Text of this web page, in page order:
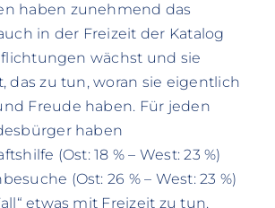
haben zunehmend das
in der Freizeit der Katalog
wächst und sie
das zu tun, woran sie eigentlich
Freude haben. Für jeden
haben
(Ost: 18 % – West: 23 %)
(Ost: 26 % – West: 23 %)
etwas mit Freizeit zu tun.